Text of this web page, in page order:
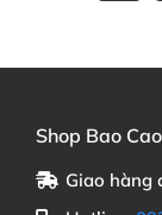
Shop Bao
Giao hàng